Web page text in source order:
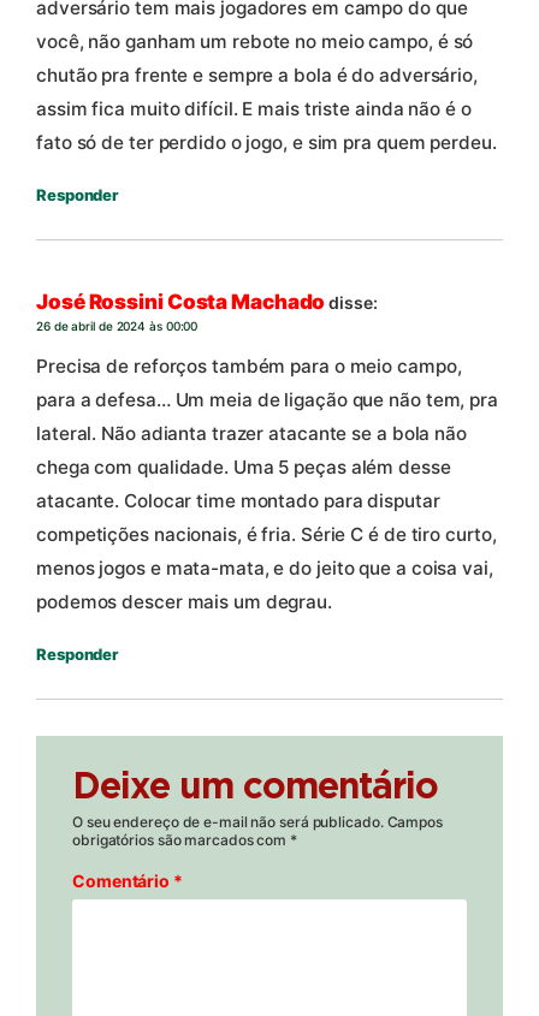
adversário tem mais jogadores em campo do que
você, não ganham um rebote no meio campo, é só
chutão pra frente e sempre a bola é do adversário,
assim fica muito difícil. E mais triste ainda não é o
fato só de ter perdido o jogo, e sim pra quem perdeu.
Responder
José Rossini Costa Machado disse:
26 de abril de 2024 às 00:00
Precisa de reforços também para o meio campo,
para a defesa… Um meia de ligação que não tem, pra
lateral. Não adianta trazer atacante se a bola não
chega com qualidade. Uma 5 peças além desse
atacante. Colocar time montado para disputar
competições nacionais, é fria. Série C é de tiro curto,
menos jogos e mata-mata, e do jeito que a coisa vai,
podemos descer mais um degrau.
Responder
Deixe um comentário
O seu endereço de e-mail não será publicado. Campos
obrigatórios são marcados com *
Comentário *